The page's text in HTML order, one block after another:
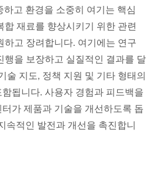
하고 환경을 소중히 여기는 핵심
합 재료를 향상시키기 위한 관련
하고 장려합니다. 여기에는 연구
행을 보장하고 실질적인 결과를 달
술 지도, 정책 지원 및 기타 형태의
됩니다. 사용자 경험과 피드백을
가 제품과 기술을 개선하도록 돕
속적인 발전과 개선을 촉진합니